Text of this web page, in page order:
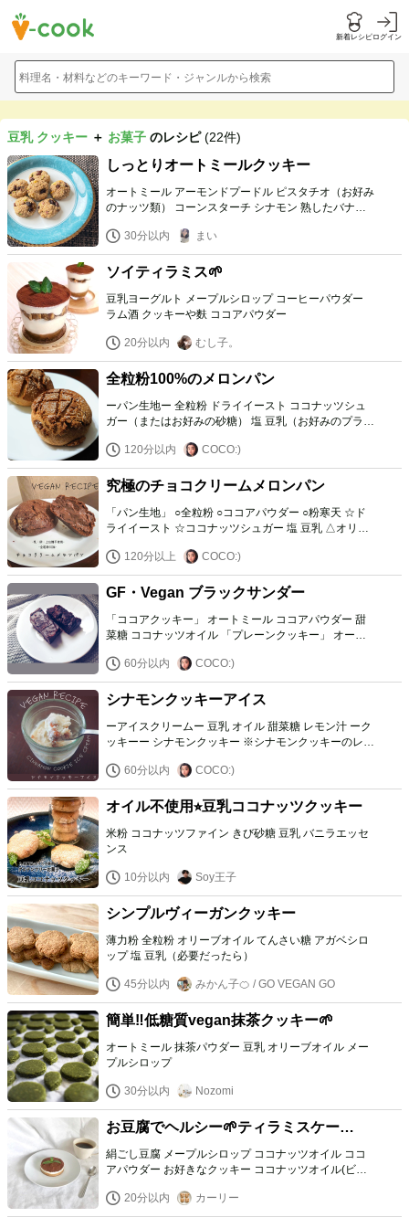
新着レシピログイン
料理名・材料などのキーワード・ジャンルから検索
豆乳 クッキー ＋ お菓子 のレシピ(22件)
しっとりオートミールクッキー
オートミール アーモンドプードル ピスタチオ（お好み
のナッツ類） コーンスターチ シナモン 熟したバナナ
し）30分以内 まい
ソイティラミス🌱
豆乳ヨーグルト メープルシロップ コーヒーパウダー
ラム酒 クッキーや麩 ココアパウダー
20分以内 むし子。
全粒粉100%のメロンパン
ーパン生地ー 全粒粉 ドライイースト ココナッツシュ
ガー（またはお好みの砂糖） 塩 豆乳（お好みのプラン
るオイル） ークッキー生地ー ☆オリーブオイル（お好
みの加熱できるオイル） ☆アガベシロップ ☆塩 全粒
粉 ー仕上げー オーガニックシュガー
120分以内 COCO:)
究極のチョコクリームメロンパン
「パン生地」 ○全粒粉 ○ココアパウダー ○粉寒天 ☆ド
ライイースト ☆ココナッツシュガー 塩 豆乳 △オリー
粒粉 ココアパウダー ココナッツシュガー オリーブオ
イル 豆乳 「仕上げ用」 甜菜糖 「ココアクリーム」 □
120分以上 COCO:)
GF・Vegan ブラックサンダー
「ココアクッキー」 オートミール ココアパウダー 甜
菜糖 ココナッツオイル 「プレーンクッキー」 オート
60分以内 COCO:)
シナモンクッキーアイス
ーアイスクリームー 豆乳 オイル 甜菜糖 レモン汁 ーク
ッキーー シナモンクッキー ※シナモンクッキーのレシ
60分以内
COCO:)
オイル不使用⭐︎豆乳ココナッツクッキー
米粉 ココナッツファイン きび砂糖 豆乳 バニラエッセ
ンス
10分以内 Soy王子
シンプルヴィーガンクッキー
薄力粉 全粒粉 オリーブオイル てんさい糖 アガベシロ
ップ 塩 豆乳（必要だったら）
45分以内 みかん子🍊 / GO VEGAN GO
簡単‼︎低糖質vegan抹茶クッキー🌱
オートミール 抹茶パウダー 豆乳 オリーブオイル メー
プルシロップ
30分以内 Nozomi
お豆腐でヘルシー🌱ティラミスケーキ
☕️🧡
絹ごし豆腐 メープルシロップ ココナッツオイル ココ
アパウダー お好きなクッキー ココナッツオイル(ビス
20分以内
カーリー